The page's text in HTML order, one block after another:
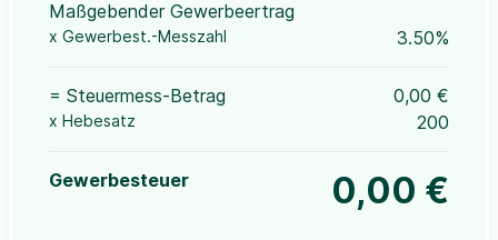
Maßgebender Gewerbeertrag
x Gewerbest.-Messzahl 3.50%
= Steuermess-Betrag 0,00 €
x Hebesatz 200
Gewerbesteuer 0,00 €